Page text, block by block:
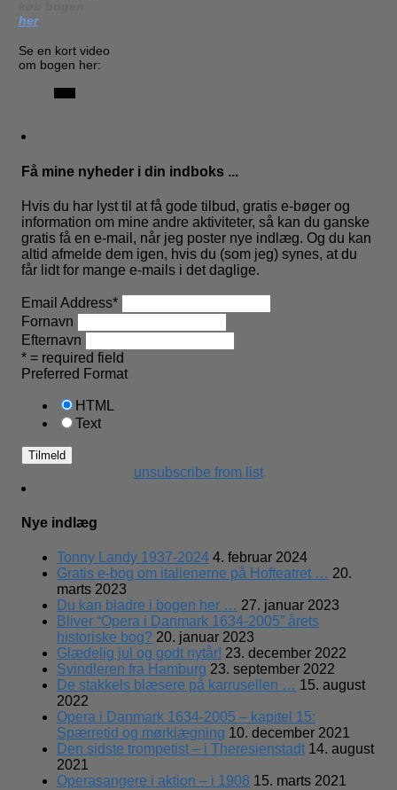
her.
Se en kort video
om bogen her:
Få mine nyheder i din indboks ...
Hvis du har lyst til at få gode tilbud, gratis e-bøger og
information om mine andre aktiviteter, så kan du ganske
gratis få en e-mail, når jeg poster nye indlæg. Og du kan
altid afmelde dem igen, hvis du (som jeg) synes, at du
får lidt for mange e-mails i det daglige.
Email Address*
Fornavn
Efternavn
* = required field
Preferred Format
HTML
Text
unsubscribe from list
Nye indlæg
Tonny Landy 1937-2024 4. februar 2024
Gratis e-bog om italienerne på Hofteatret … 20.
marts 2023
Du kan bladre i bogen her … 27. januar 2023
Bliver “Opera i Danmark 1634-2005” årets
historiske bog? 20. januar 2023
Glædelig jul og godt nytår! 23. december 2022
Svindleren fra Hamburg 23. september 2022
De stakkels blæsere på karrusellen … 15. august
2022
Opera i Danmark 1634-2005 – kapitel 15:
Spærretid og mørklægning 10. december 2021
Den sidste trompetist – i Theresienstadt 14. august
2021
Operasangere i aktion – i 1908 15. marts 2021